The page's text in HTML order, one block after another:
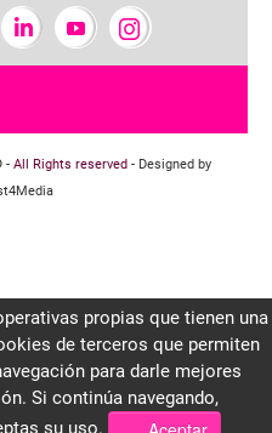
- All Rights reserved - Designed by
propias que tienen una
de terceros que permiten
para darle mejores
Si continúa navegando,
su uso.